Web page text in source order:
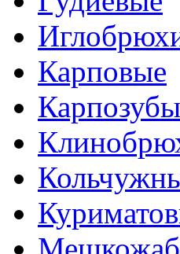
Карповые